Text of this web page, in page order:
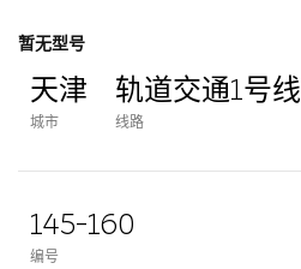
暂无型号
天津
城市
轨道交通1号线
线路
145-160
编号